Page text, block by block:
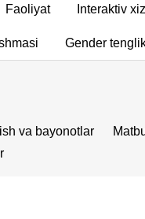
Faoliyat Interaktiv
Gender
va bayonotlar